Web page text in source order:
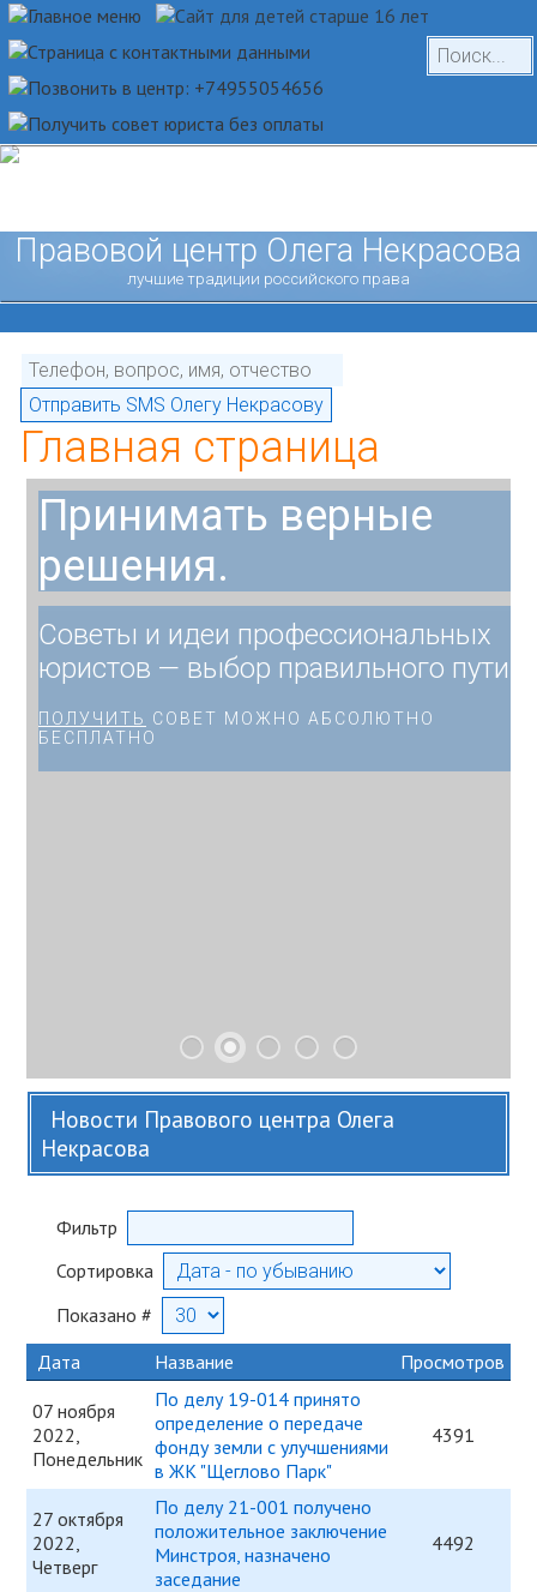
Правовой центр Олега Некрасова
лучшие традиции российского права
Главная страница
Принимать верные
решения.
Советы и идеи профессиональных
юристов — выбор правильного пути.
ПОЛУЧИТЬ СОВЕТ МОЖНО АБСОЛЮТНО
БЕСПЛАТНО
Новости Правового центра Олега
Некрасова
Фильтр
Сортировка
Показано #
Дата
Название Просмотров
07 ноября
2022,
Понедельник
По делу 19-014 принято
определение о передаче
фонду земли с улучшениями
в ЖК "Щеглово Парк"
4391
27 октября
2022,
Четверг
По делу 21-001 получено
положительное заключение
Минстроя, назначено
заседание
4492